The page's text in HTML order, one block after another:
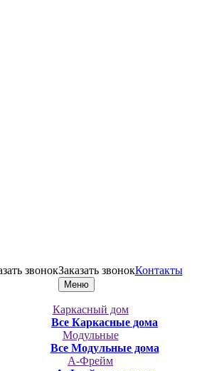
Заказать звонокКонтакты
Меню
Каркасный дом
Все Каркасные дома
Модульные
Все Модульные дома
А-Фрейм